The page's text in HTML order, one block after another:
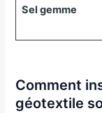
Sel gemme
Comment
géotextile